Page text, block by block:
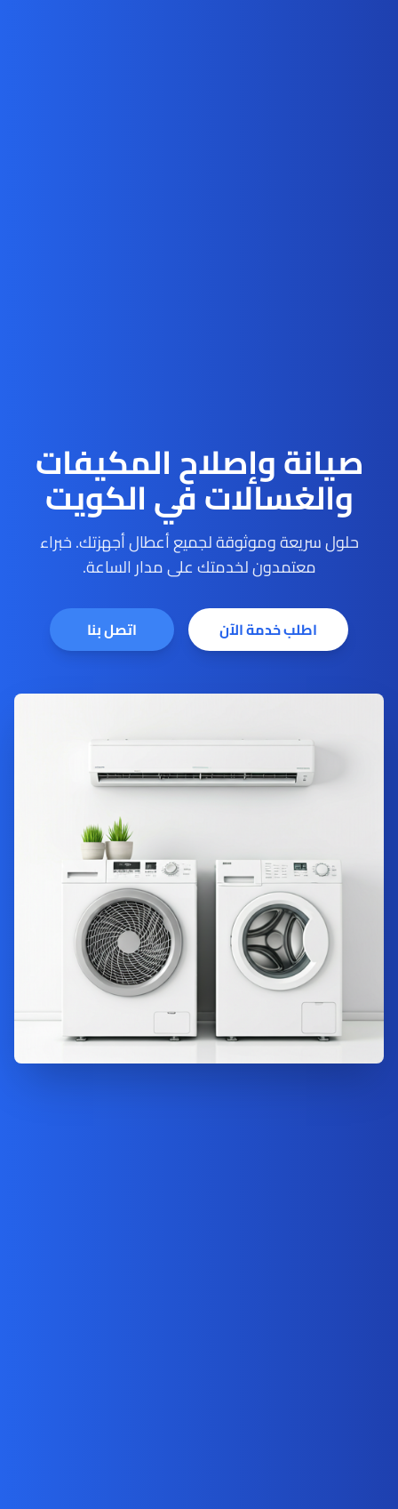
صيانة وإصلاح المكيفات
والغسالات في الكويت
حلول سريعة وموثوقة لجميع أعطال أجهزتك. خبراء
معتمدون لخدمتك على مدار الساعة.
اطلب خدمة الآن اتصل بنا